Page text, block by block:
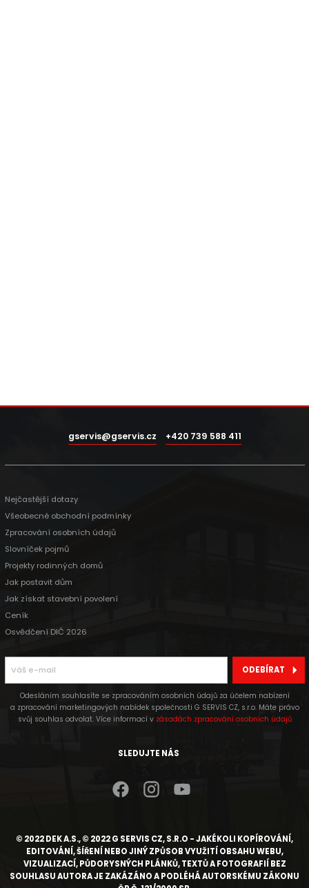
gservis@gservis.cz +420 739 588 411
Nejčastější dotazy
Všeobecné obchodní podmínky
Zpracování osobních údajů
Slovníček pojmů
Projekty rodinných domů
Jak postavit dům
Jak získat stavební povolení
Ceník
Osvědčení DIČ 2026
ODEBÍRAT
Odesláním souhlasíte se zpracováním osobních údajů za účelem nabízení
a zpracování marketingových nabídek společnosti G SERVIS CZ, s.r.o. Máte právo
svůj souhlas odvolat. Více informací v zásadách zpracování osobních údajů
SLEDUJTE NÁS
© 2022 DEK A.S., © 2022 G SERVIS CZ, S.R.O - JAKÉKOLI KOPÍROVÁNÍ,
EDITOVÁNÍ, ŠÍŘENÍ NEBO JINÝ ZPŮSOB VYUŽITÍ OBSAHU WEBU,
VIZUALIZACÍ, PŮDORYSNÝCH PLÁNKŮ, TEXTŮ A FOTOGRAFIÍ BEZ
SOUHLASU AUTORA JE ZAKÁZÁNO A PODLÉHÁ AUTORSKÉMU ZÁKONU